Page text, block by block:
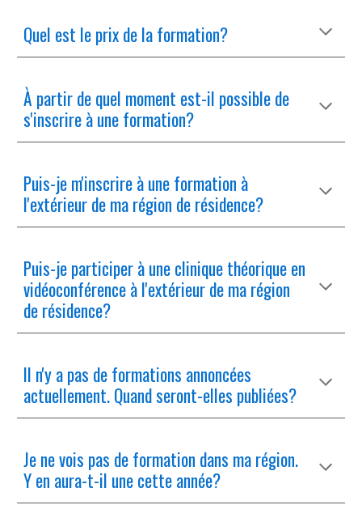
Quel est le prix de la formation?
À partir de quel moment est-il possible de
s'inscrire à une formation?
Puis-je m'inscrire à une formation à
l'extérieur de ma région de résidence?
Puis-je participer à une clinique théorique en
vidéoconférence à l'extérieur de ma région
de résidence?
Il n'y a pas de formations annoncées
actuellement. Quand seront-elles publiées?
Je ne vois pas de formation dans ma région.
Y en aura-t-il une cette année?